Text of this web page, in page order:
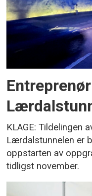
KLAGE: Tildelingen
Lærdalstunnelen er
oppstarten av
tidligst november.